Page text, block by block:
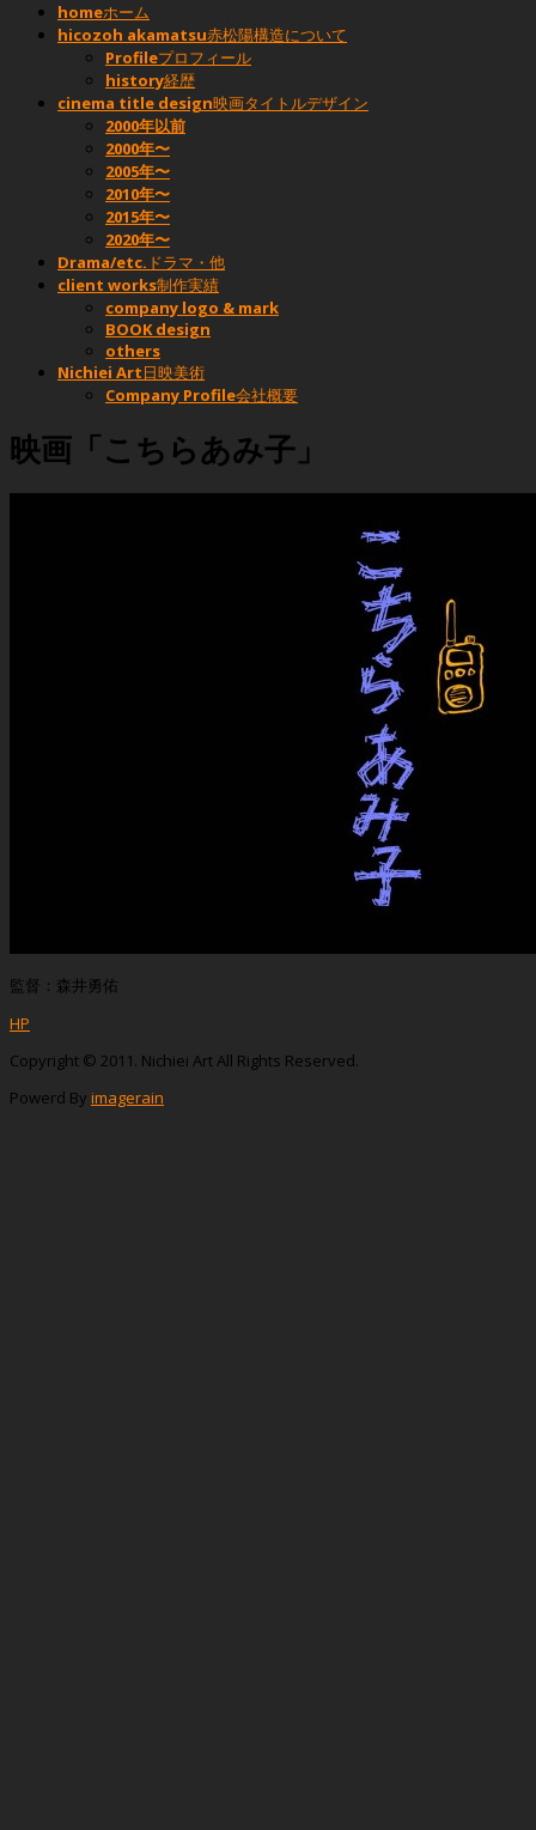
homeホーム
hicozoh akamatsu赤松陽構造について
Profileプロフィール
history経歴
cinema title design映画タイトルデザイン
2000年以前
2000年〜
2005年〜
2010年〜
2015年〜
2020年〜
Drama/etc. ドラマ・他
client works制作実績
company logo & mark
BOOK design
others
Nichiei Art日映美術
Company Profile会社概要
映画「こちらあみ子」
監督：森井勇佑
HP
Copyright © 2011. Nichiei Art All Rights Reserved.
Powerd By imagerain